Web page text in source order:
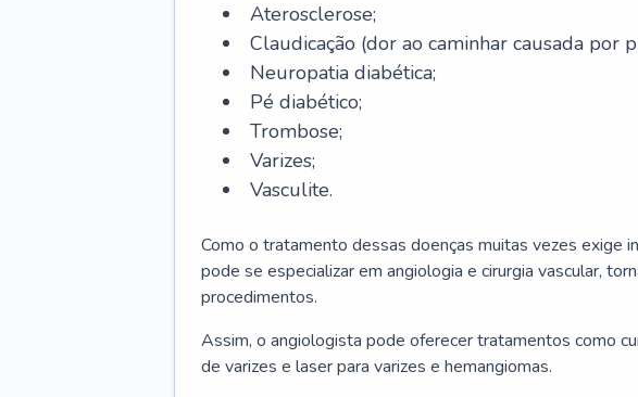
Aterosclerose;
Claudicação (dor ao caminhar causada por
Neuropatia diabética;
Pé diabético;
Trombose;
Varizes;
Vasculite.
Como o tratamento dessas doenças muitas vezes exige
pode se especializar em angiologia e cirurgia vascular,
procedimentos.
Assim, o angiologista pode oferecer tratamentos como
de varizes e laser para varizes e hemangiomas.